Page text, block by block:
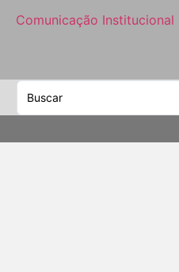
Comunicação Institucional